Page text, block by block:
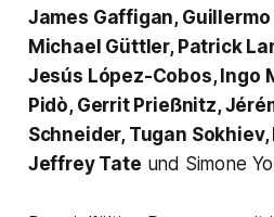
James Gaffigan,
Michael Güttler, Patrick
Jesús López-Cobos, Ingo
Pidò, Gerrit Prießnitz,
Schneider, Tugan
Jeffrey Tate und Simone